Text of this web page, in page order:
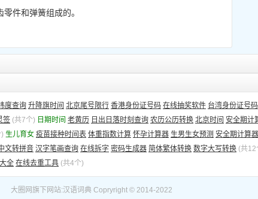
件和弹簧组成的。
度查询 升降旗时间 北京尾号限行 香港身份证号码 在线抽奖软件 台湾身份证号码
签 (共7个) 日期时间 老黄历 日出日落时刻查询 农历公历转换 北京时间 安全期计
生儿育女 疫苗接种时间表 体重指数计算 怀孕计算器 生男生女预测 安全期计算器
文转拼音 汉字笔画查询 在线拆字 密码生成器 简体繁体转换 数字大写转换 (共12
全 在线去重工具 (共4个)
大圈网旗下网站:汉语词典 Copryright © 2014-2022